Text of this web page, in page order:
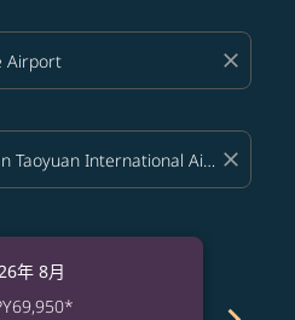
close
close
年 8月
*